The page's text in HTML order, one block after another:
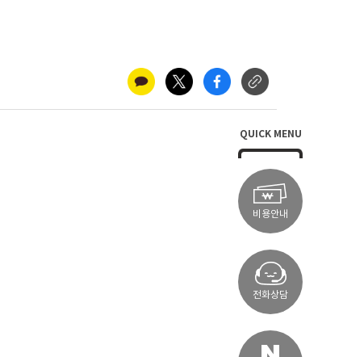
QUICK MENU
비용안내
전화상담